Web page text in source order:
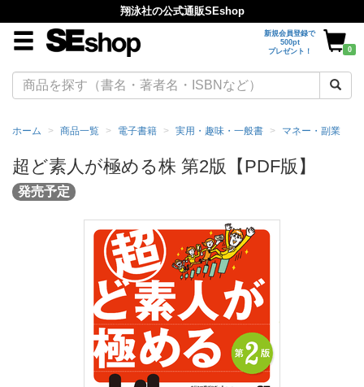
翔泳社の公式通販SEshop
新規会員登録で
500pt
プレゼント！
0
ホーム 商品一覧 電子書籍 実用・趣味・一般書 マネー・副業
超ど素人が極める株 第2版【PDF版】
発売予定